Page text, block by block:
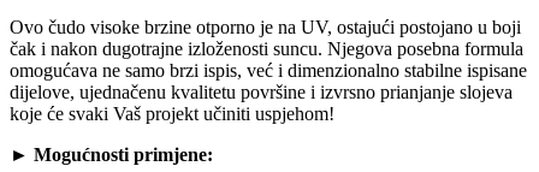
Ovo čudo visoke brzine otporno je na UV, ostajući postojano u boji
čak i nakon dugotrajne izloženosti suncu. Njegova posebna formula
omogućava ne samo brzi ispis, već i dimenzionalno stabilne ispisane
dijelove, ujednačenu kvalitetu površine i izvrsno prianjanje slojeva
koje će svaki Vaš projekt učiniti uspjehom!
► Mogućnosti primjene: